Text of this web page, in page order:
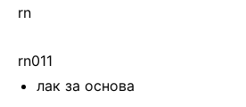
rn
rn011
лак за основа